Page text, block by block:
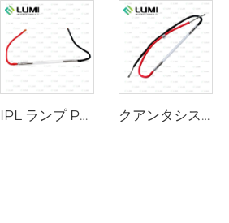
IPL ランプ P2021-7×65×130 mm クアンタシステム